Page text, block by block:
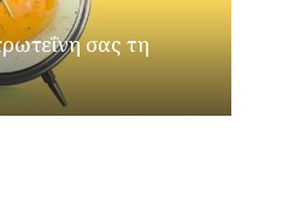
σας τη